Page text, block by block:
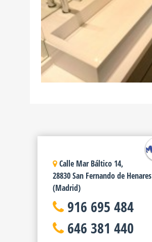
Calle Mar Báltico 14,
28830 San Fernando de Henares
(Madrid)
916 695 484
646 381 440